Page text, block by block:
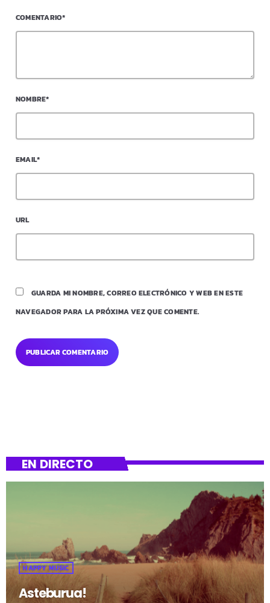
COMENTARIO*
NOMBRE*
EMAIL*
URL
GUARDA MI NOMBRE, CORREO ELECTRÓNICO Y WEB EN ESTE
NAVEGADOR PARA LA PRÓXIMA VEZ QUE COMENTE.
EN DIRECTO
HAPPY MUSIC
Asteburua!